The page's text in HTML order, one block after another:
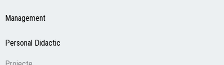
Management
Personal Didactic